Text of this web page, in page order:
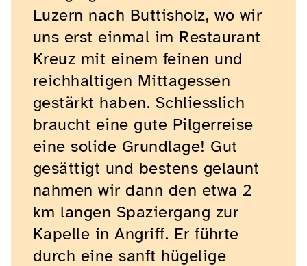
Luzern nach Buttisholz, wo wir
uns erst einmal im Restaurant
Kreuz mit einem feinen und
reichhaltigen Mittagessen
gestärkt haben. Schliesslich
braucht eine gute Pilgerreise
eine solide Grundlage! Gut
gesättigt und bestens gelaunt
nahmen wir dann den etwa 2
km langen Spaziergang zur
Kapelle in Angriff. Er führte
durch eine sanft hügelige